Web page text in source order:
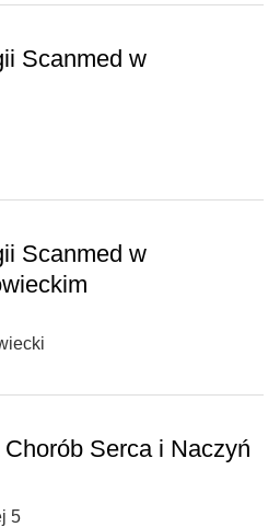
Scanmed w
Scanmed w
Serca i Naczyń
5